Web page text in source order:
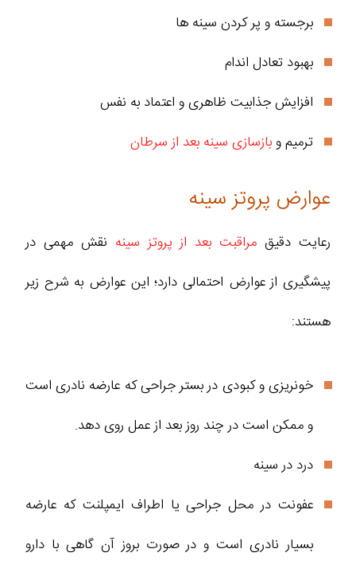
برجسته و پر کردن سینه ها
بهبود تعادل اندام
افزایش جذابیت ظاهری و اعتماد به نفس
ترمیم و بازسازی سینه بعد از سرطان
عوارض پروتز سینه
رعایت دقیق مراقبت بعد از پروتز سینه نقش مهمی در
پیشگیری از عوارض احتمالی دارد؛ این عوارض به شرح زیر
هستند:
خونریزی و کبودی در بستر جراحی که عارضه نادری است
و ممکن است در چند روز بعد از عمل روی دهد.
درد در سینه
عفونت در محل جراحی یا اطراف ایمپلنت که عارضه
بسیار نادری است و در صورت بروز آن گاهی با دارو